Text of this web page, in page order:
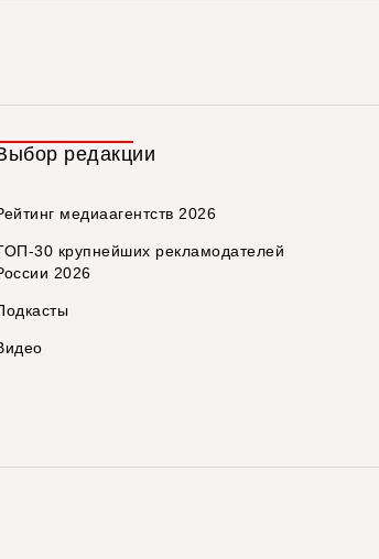
редакции
медиаагентств 2026
30 крупнейших рекламодателей
2026